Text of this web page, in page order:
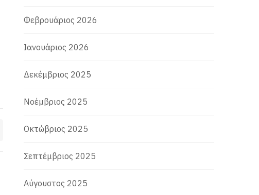
Φεβρουάριος 2026
Ιανουάριος 2026
Δεκέμβριος 2025
Νοέμβριος 2025
Οκτώβριος 2025
Σεπτέμβριος 2025
Αύγουστος 2025